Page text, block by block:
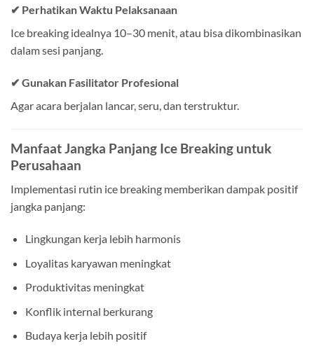
✔ Perhatikan Waktu Pelaksanaan
Ice breaking idealnya 10–30 menit, atau bisa dikombinasikan
dalam sesi panjang.
✔ Gunakan Fasilitator Profesional
Agar acara berjalan lancar, seru, dan terstruktur.
Manfaat Jangka Panjang Ice Breaking untuk
Perusahaan
Implementasi rutin ice breaking memberikan dampak positif
jangka panjang:
Lingkungan kerja lebih harmonis
Loyalitas karyawan meningkat
Produktivitas meningkat
Konflik internal berkurang
Budaya kerja lebih positif